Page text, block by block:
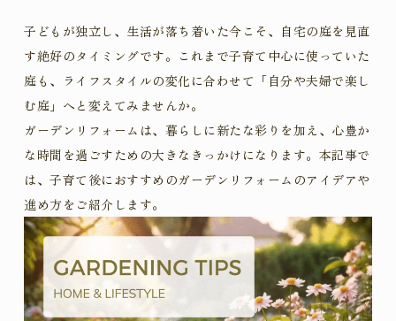
子どもが独立し、生活が落ち着いた今こそ、自宅の庭を見直
す絶好のタイミングです。これまで子育て中心に使っていた
庭も、ライフスタイルの変化に合わせて「自分や夫婦で楽し
む庭」へと変えてみませんか。
ガーデンリフォームは、暮らしに新たな彩りを加え、心豊か
な時間を過ごすための大きなきっかけになります。本記事で
は、子育て後におすすめのガーデンリフォームのアイデアや
進め方をご紹介します。